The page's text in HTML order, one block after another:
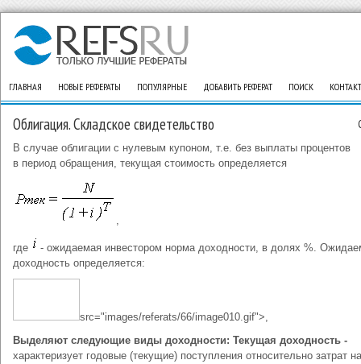
ГЛАВНАЯ НОВЫЕ РЕФЕРАТЫ ПОПУЛЯРНЫЕ ДОБАВИТЬ РЕФЕРАТ ПОИСК
Облигация. Складское свидетельство
В случае облигации с нулевым купоном, т.е. без выплаты процентов
в период обращения, текущая стоимость определяется
,
где
- ожидаемая инвестором норма доходности, в долях %.
доходность определяется:
src="images/referats/66/image010.gif">,
Выделяют следующие виды доходности: Текущая доходность -
характеризует годовые (текущие) поступления относительно затрат на